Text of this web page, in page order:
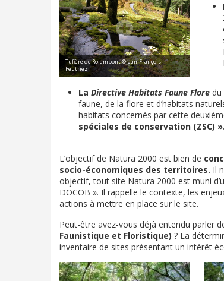
Tufière de Rolampont ©Jean-François
Feutriez
La Directive Habitats Faune Flore du
faune, de la flore et d’habitats
habitats concernés par cette
spéciales de conservation (ZSC) ».
L’objectif de Natura 2000 est bien de
socio-économiques des territoires. Il
objectif, tout site Natura 2000 est muni
DOCOB ». Il rappelle le contexte, les
actions à mettre en place sur le site.
Peut-être avez-vous déjà entendu parler
Faunistique et Floristique) ? La
inventaire de sites présentant un intérêt